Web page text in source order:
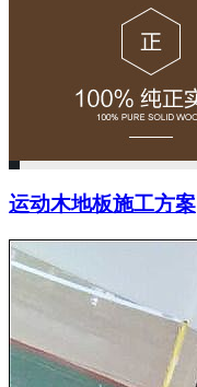
运动木地板施工方案